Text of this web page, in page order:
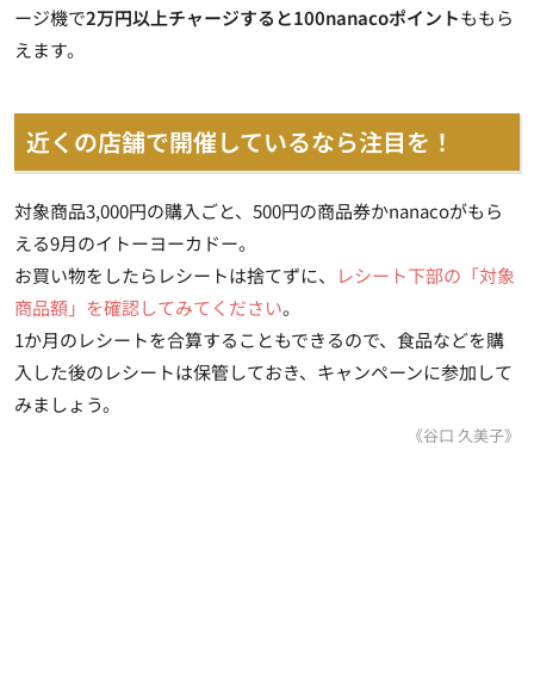
ージ機で2万円以上チャージすると100nanacoポイントももら
えます。
近くの店舗で開催しているなら注目を！
対象商品3,000円の購入ごと、500円の商品券かnanacoがもら
える9月のイトーヨーカドー。
お買い物をしたらレシートは捨てずに、
レシート下部の「対象
商品額」を確認してみてください。
1か月のレシートを合算することもできるので、食品などを購
入した後のレシートは保管しておき、キャンペーンに参加して
みましょう。
《谷口 久美子》